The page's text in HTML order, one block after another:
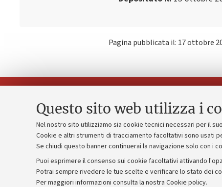
Questo sito web utilizza i
Nel nostro sito utilizziamo sia cookie tecnici necessari per il
Cookie e altri strumenti di tracciamento facoltativi sono usati
Se chiudi questo banner continuerai la navigazione solo con i
Puoi esprimere il consenso sui cookie facoltativi attivando
Potrai sempre rivedere le tue scelte e verificare lo stato dei
Per maggiori informazioni consulta la nostra Cookie policy.
Pagina pubblicata il: 17 ottobre
Contatti e PEC
Uffici dell'amministrazione generale
Lavora con noi
Piano
Bilanci
Donazioni e